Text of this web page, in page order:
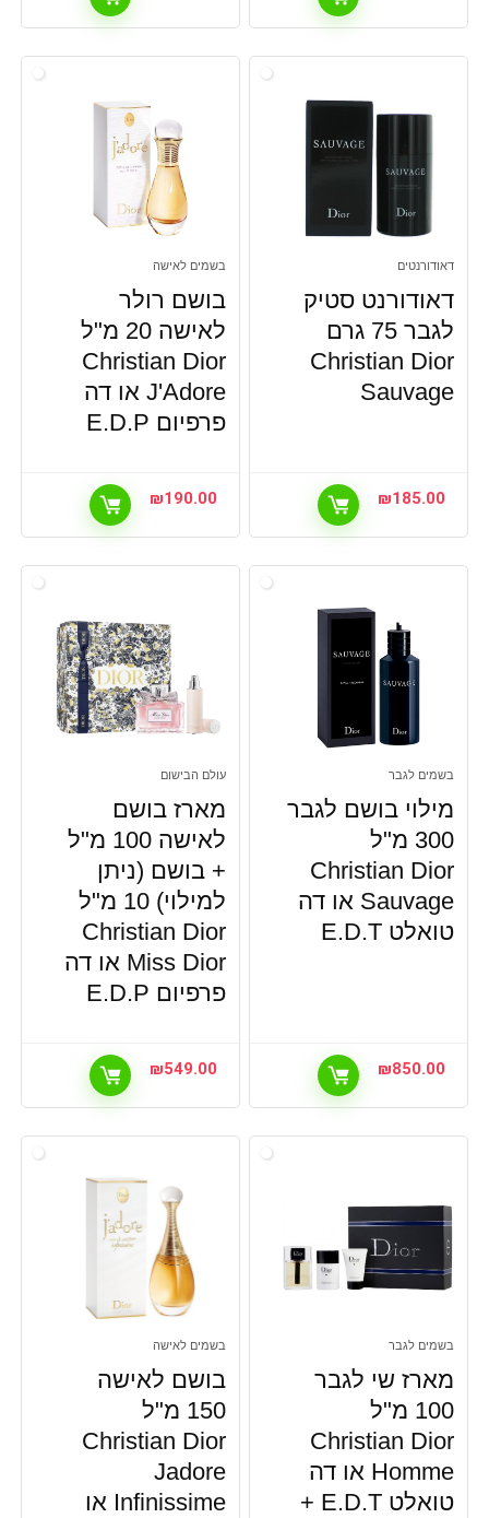
דאודורנטים
דאודורנט סטיק
לגבר 75 גרם
Christian Dior
Sauvage
₪185.00
בשמים לאישה
בושם רולר
לאישה 20 מ"ל
Christian Dior
J'Adore או דה
פרפיום E.D.P
₪190.00
בשמים לגבר
מילוי בושם לגבר
300 מ"ל
Christian Dior
Sauvage או דה
טואלט E.D.T
₪850.00
עולם הבישום
מארז בושם
לאישה 100 מ"ל
+ בושם (ניתן
למילוי) 10 מ"ל
Christian Dior
Miss Dior או דה
פרפיום‏ E.D.P
₪549.00
בשמים לגבר
מארז שי לגבר
100 מ"ל
Christian Dior
Homme או דה
טואלט E.D.T +
בשמים לאישה
בושם לאישה
150 מ"ל
Christian Dior
Jadore
Infinissime או